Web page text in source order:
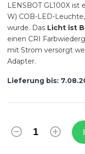
Lieferung bis:
LENSBOT GL100X ist
W) COB-LED-
wurde. Das Licht ist
einen CRI
mit Strom versorgt
Adapter.